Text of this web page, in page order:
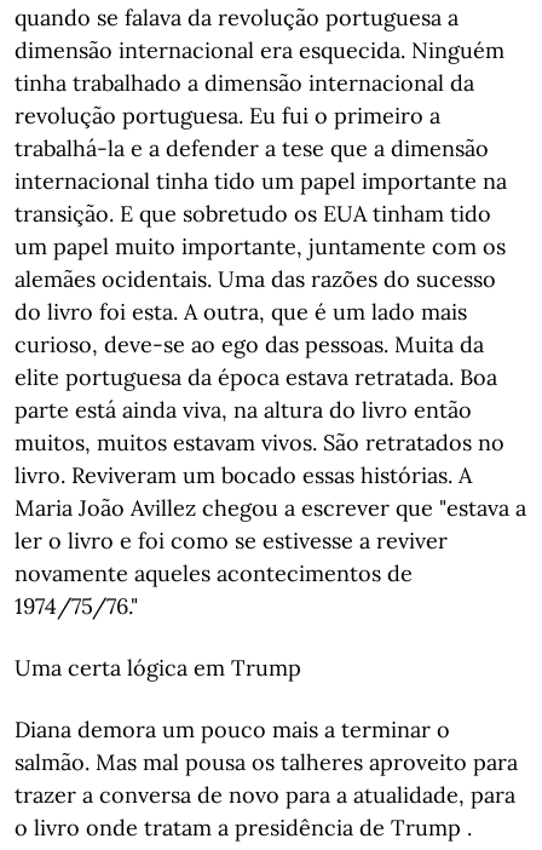
quando se falava da revolução portuguesa a
dimensão internacional era esquecida. Ninguém
tinha trabalhado a dimensão internacional da
revolução portuguesa. Eu fui o primeiro a
trabalhá-la e a defender a tese que a dimensão
internacional tinha tido um papel importante na
transição. E que sobretudo os EUA tinham tido
um papel muito importante, juntamente com os
alemães ocidentais. Uma das razões do sucesso
do livro foi esta. A outra, que é um lado mais
curioso, deve-se ao ego das pessoas. Muita da
elite portuguesa da época estava retratada. Boa
parte está ainda viva, na altura do livro então
muitos, muitos estavam vivos. São retratados no
livro. Reviveram um bocado essas histórias. A
Maria João Avillez chegou a escrever que "estava a
ler o livro e foi como se estivesse a reviver
novamente aqueles acontecimentos de
1974/75/76."
Uma certa lógica em Trump
Diana demora um pouco mais a terminar o
salmão. Mas mal pousa os talheres aproveito para
trazer a conversa de novo para a atualidade, para
o livro onde tratam a presidência de Trump .